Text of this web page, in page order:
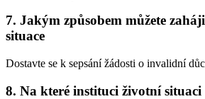
7. Jakým způsobem můžete
situace
Dostavte se k sepsání žádosti o invalidní
8. Na které instituci životní situaci